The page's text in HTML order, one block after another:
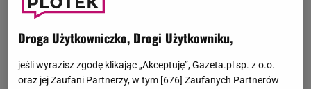
Droga Użytkowniczko, Drogi Użytkowniku,
jeśli wyrazisz zgodę klikając „Akceptuję”, Gazeta.pl sp. z o.o.
oraz jej Zaufani Partnerzy, w tym [676] Zaufanych Partnerów